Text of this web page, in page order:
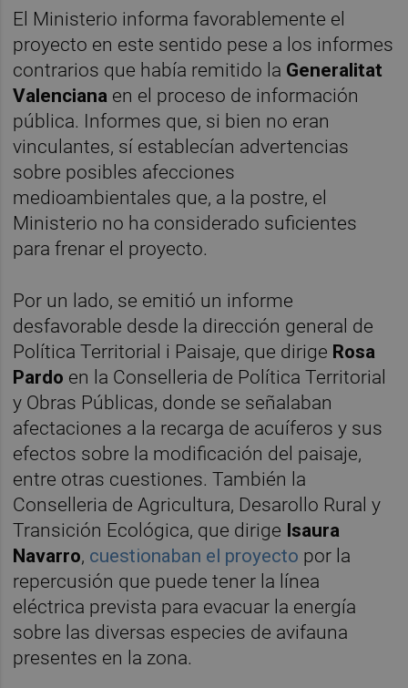
El Ministerio informa favorablemente el
proyecto en este sentido pese a los informes
contrarios que había remitido la Generalitat
Valenciana en el proceso de información
pública. Informes que, si bien no eran
vinculantes, sí establecían advertencias
sobre posibles afecciones
medioambientales que, a la postre, el
Ministerio no ha considerado suficientes
para frenar el proyecto.
Por un lado, se emitió un informe
desfavorable desde la dirección general de
Política Territorial i Paisaje, que dirige Rosa
Pardo en la Conselleria de Política Territorial
y Obras Públicas, donde se señalaban
afectaciones a la recarga de acuíferos y sus
efectos sobre la modificación del paisaje,
entre otras cuestiones. También la
Conselleria de Agricultura, Desarollo Rural y
Transición Ecológica, que dirige Isaura
Navarro, cuestionaban el proyecto por la
repercusión que puede tener la línea
eléctrica prevista para evacuar la energía
sobre las diversas especies de avifauna
presentes en la zona.